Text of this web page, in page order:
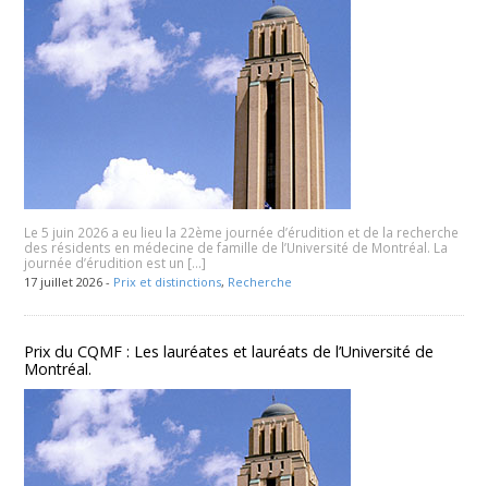
Le 5 juin 2026 a eu lieu la 22ème journée d’érudition et de la recherche
des résidents en médecine de famille de l’Université de Montréal. La
journée d’érudition est un […]
17 juillet 2026 - Prix et distinctions, Recherche
Prix du CQMF : Les lauréates et lauréats de l’Université de
Montréal.